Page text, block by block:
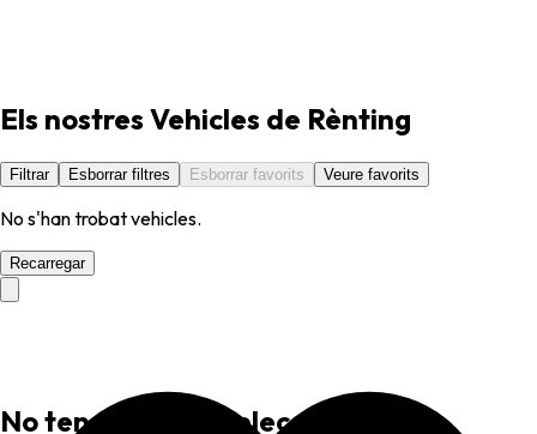
Els nostres Vehicles de Rènting
Filtrar Esborrar filtres Esborrar favorits Veure favorits
No s'han trobat vehicles.
Recarregar
No tens favorits seleccionats